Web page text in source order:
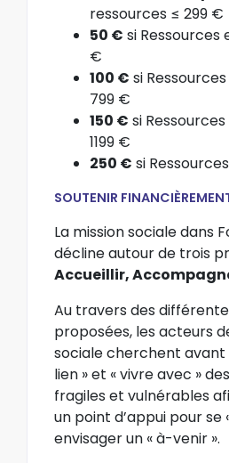
ressources ≤ 299 €
50 € si
€
100 € si
799 €
150 € si
1199 €
250 € si
SOUTENIR
La mission sociale dans
décline autour de trois
Accueillir,
Au travers des
proposées, les acteurs
sociale cherchent avant
lien » et « vivre avec »
fragiles et vulnérables
un point d’appui pour se
envisager un « à-venir ».